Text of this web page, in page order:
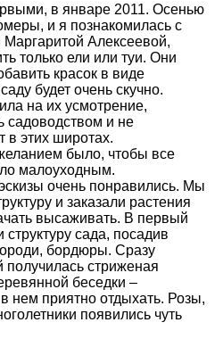
в январе 2011. Осенью
и я познакомилась с
Алексеевой,
только ели или туи. Они
красок в виде
будет очень скучно.
на их усмотрение,
садоводством и не
в этих широтах.
было, чтобы все
малоуходным.
очень понравились. Мы
и заказали растения
высаживать. В первый
структуру сада, посадив
бордюры. Сразу
стриженая
беседки –
нем приятно отдыхать. Розы,
появились чуть